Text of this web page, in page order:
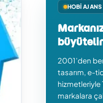
HOBI AJANS
2001’den
tasarım, e-
hizmetleriyle
markalara